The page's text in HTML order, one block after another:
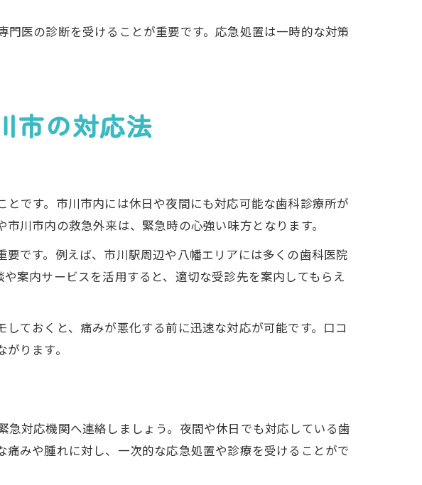
医の診断を受けることが重要です。応急処置は一時的な対策
市の対応法
です。市川市内には休日や夜間にも対応可能な歯科診療所が
川市内の救急外来は、緊急時の心強い味方となります。
です。例えば、市川駅周辺や八幡エリアには多くの歯科医院
案内サービスを活用すると、適切な受診先を案内してもらえ
ておくと、痛みが悪化する前に迅速な対応が可能です。口コ
ります。
対応機関へ連絡しましょう。夜間や休日でも対応している歯
みや腫れに対し、一次的な応急処置や診療を受けることがで